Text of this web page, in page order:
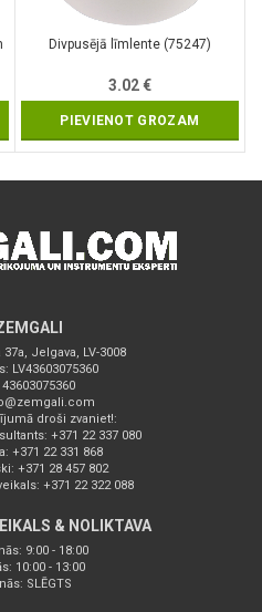
Divpusējā līmlente (75247)
3.02€
PIEVIENOT GROZAM
Jelgava, LV-3008
LV43603075360
43603075360
droši zvaniet!:
+371 22 337 080
+371 22 331 868
+371 28 457 802
+371 22 322 088
& NOLIKTAVA
9:00 - 18:00
10:00 - 13:00
SLĒGTS